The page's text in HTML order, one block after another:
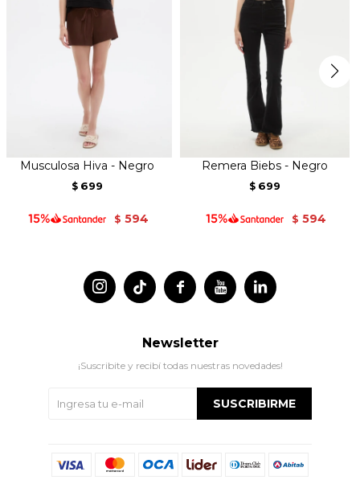
Musculosa Hiva - Negro
$ 699
$ 594
Remera Biebs - Negro
$ 699
$ 594
 
 
Newsletter
¡Suscribite y recibí todas nuestras novedades!
SUSCRIBIRME